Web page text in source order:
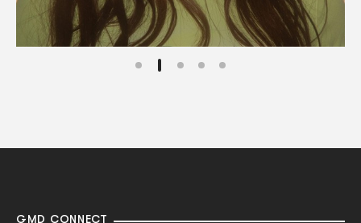
GMD CONNECT